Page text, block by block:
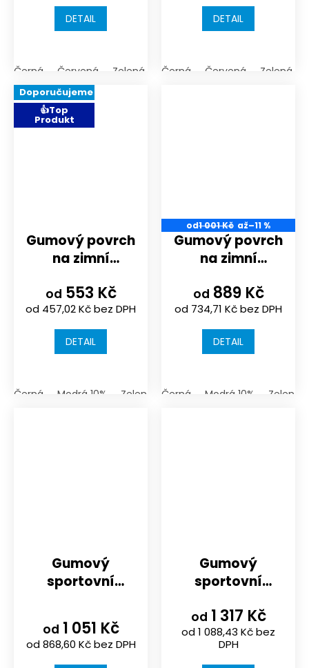
DETAIL
Černá Červená Zelená
DETAIL
Černá Červená Zelená
Doporučujeme
👍Top
Produkt
Gumový povrch
na zimní
970x970x10mm |
barva černá
nebo 10%
probarvenost |
od 457,02 Kč bez DPH
od 553 Kč
DETAIL
Černá Modrá 10% Zelená 10% Červená 10% žlutá 10%
od1 001 Kč až–11 %
Gumový povrch
na zimní
970x970x16mm |
barva černá
nebo 10%
probarvenost |
od 734,71 Kč bez DPH
od 889 Kč
DETAIL
Černá Modrá 10% Zelená
Gumový
sportovní
1000x1000x30
mm / rastr 15
mm
od 868,60 Kč bez DPH
od 1 051 Kč
Gumový
sportovní
1000x1000x40mm
rastr 15 mm
od 1 088,43 Kč bez
DPH
od 1 317 Kč